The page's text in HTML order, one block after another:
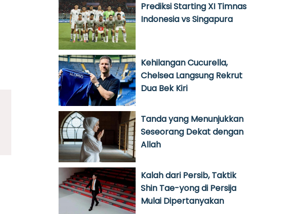
Prediksi Starting XI Timnas
Indonesia vs Singapura
Kehilangan Cucurella,
Chelsea Langsung Rekrut
Dua Bek Kiri
Tanda yang Menunjukkan
Seseorang Dekat dengan
Allah
Kalah dari Persib, Taktik
Shin Tae-yong di Persija
Mulai Dipertanyakan